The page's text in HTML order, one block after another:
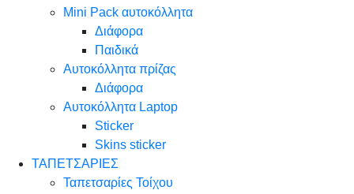
Mini Pack αυτοκόλλητα
Διάφορα
Παιδικά
Αυτοκόλλητα πρίζας
Διάφορα
Αυτοκόλλητα Laptop
Sticker
Skins sticker
ΤΑΠΕΤΣΑΡΙΕΣ
Ταπετσαρίες Τοίχου